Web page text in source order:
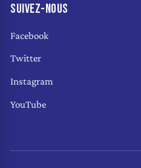
SUIVEZ-NOUS
Facebook
Twitter
Instagram
YouTube